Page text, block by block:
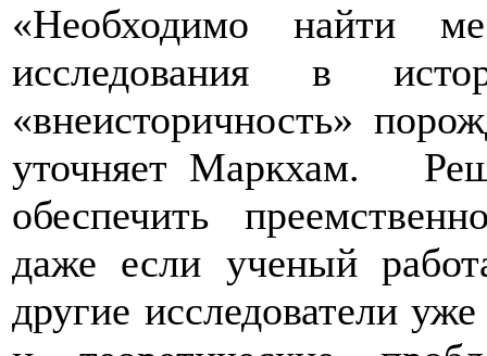
«Необходимо найти
исследования в
«внеисторичность»
уточняет Маркхам.
обеспечить
даже если ученый
другие исследователи